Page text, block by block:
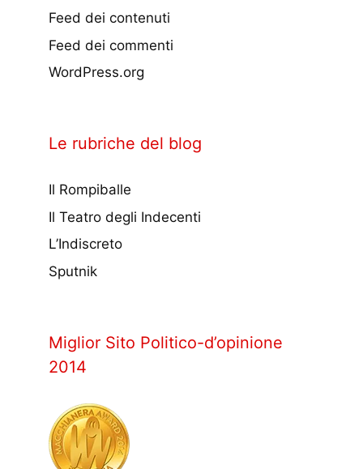
Feed dei contenuti
Feed dei commenti
WordPress.org
Le rubriche del blog
Il Rompiballe
Il Teatro degli Indecenti
L’Indiscreto
Sputnik
Miglior Sito Politico-d’opinione
2014